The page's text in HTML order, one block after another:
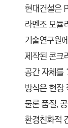
현대건설은
라멘조 모듈
기술연구원
제작된 콘크
공간 자체를
방식은 현장
물론 품질,
환경친화적